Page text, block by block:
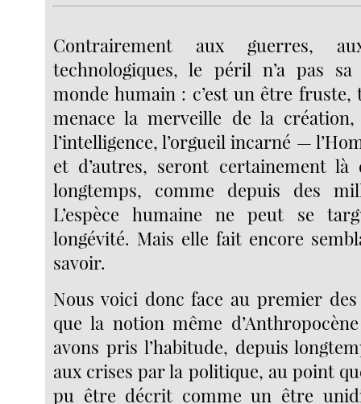
Contrairement aux guerres,
technologiques, le péril n’a pas
monde humain : c’est un être
menace la merveille de la
l’intelligence, l’orgueil incarné —
et d’autres, seront certainement
longtemps, comme depuis des
L’espèce humaine ne peut se
longévité. Mais elle fait encore
savoir.
Nous voici donc face au premier
que la notion même
avons pris l’habitude, depuis
aux crises par la politique, au point
pu être décrit comme un être